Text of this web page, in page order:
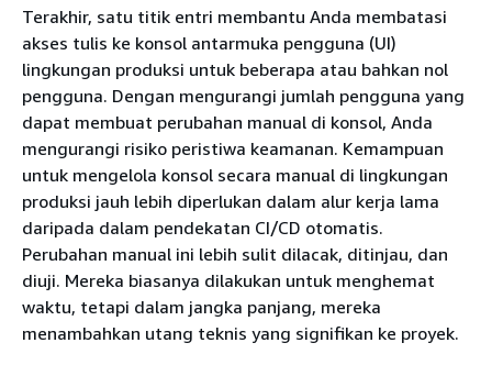
Terakhir, satu titik entri membantu Anda membatasi
akses tulis ke konsol antarmuka pengguna (UI)
lingkungan produksi untuk beberapa atau bahkan nol
pengguna. Dengan mengurangi jumlah pengguna yang
dapat membuat perubahan manual di konsol, Anda
mengurangi risiko peristiwa keamanan. Kemampuan
untuk mengelola konsol secara manual di lingkungan
produksi jauh lebih diperlukan dalam alur kerja lama
daripada dalam pendekatan CI/CD otomatis.
Perubahan manual ini lebih sulit dilacak, ditinjau, dan
diuji. Mereka biasanya dilakukan untuk menghemat
waktu, tetapi dalam jangka panjang, mereka
menambahkan utang teknis yang signifikan ke proyek.